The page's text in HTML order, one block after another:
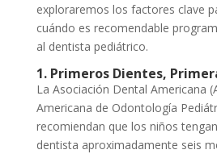
exploraremos los factores clave
cuándo es recomendable
al dentista pediátrico.
1. Primeros Dientes,
La Asociación Dental Americana
Americana de Odontología
recomiendan que los niños
dentista aproximadamente seis